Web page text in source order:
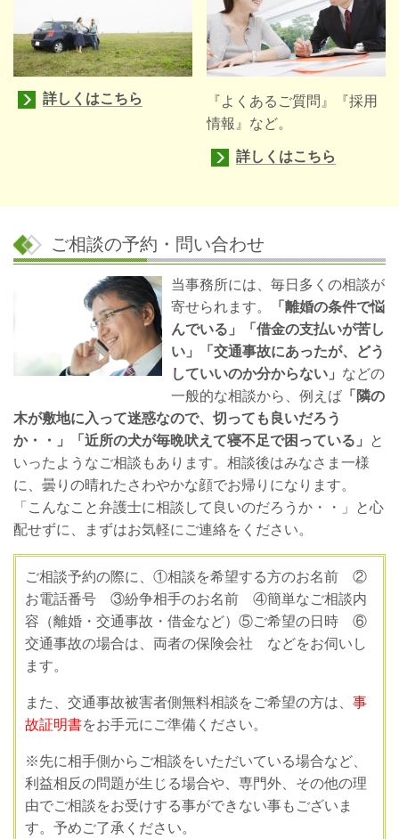
詳しくはこちら
『よくあるご質問』『採用
情報』など。
詳しくはこちら
ご相談の予約・問い合わせ
当事務所には、毎日多くの相談が
寄せられます。
「離婚の条件で悩
んでいる」「借金の支払いが苦し
い」「交通事故にあったが、どう
していいのか分からない」 などの
一般的な相談から、例えば 「隣の
木が敷地に入って迷惑なので、切っても良いだろう
か・・」「近所の犬が毎晩吠えて寝不足で困っている」
と
いったようなご相談もあります。相談後はみなさま一様
に、曇りの晴れたさわやかな顔でお帰りになります。
「こんなこと弁護士に相談して良いのだろうか・・」と心
配せずに、まずはお気軽にご連絡をください。
ご相談予約の際に、①相談を希望する方のお名前 ②
お電話番号 ③紛争相手のお名前 ④簡単なご相談内
容（離婚・交通事故・借金など）⑤ご希望の日時 ⑥
交通事故の場合は、両者の保険会社 などをお伺いし
ます。
また、交通事故被害者側無料相談をご希望の方は、 事
故証明書をお手元にご準備ください。
※先に相手側からご相談をいただいている場合など、
利益相反の問題が生じる場合や、専門外、その他の理
由でご相談をお受けする事ができない事もございま
す。予めご了承ください。